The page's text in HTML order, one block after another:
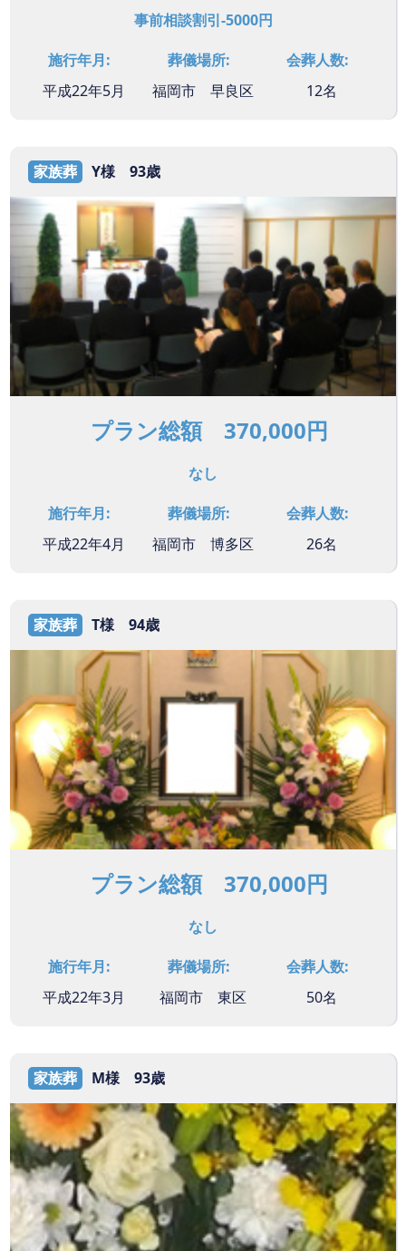
事前相談割引-5000円
施行年月:
平成22年5月
葬儀場所:
福岡市 早良区
会葬人数:
12名
家族葬 Y様 93歳
プラン総額 370,000円
なし
施行年月:
平成22年4月
葬儀場所:
福岡市 博多区
会葬人数:
26名
家族葬 T様 94歳
プラン総額 370,000円
なし
施行年月:
平成22年3月
葬儀場所:
福岡市 東区
会葬人数:
50名
家族葬 M様 93歳